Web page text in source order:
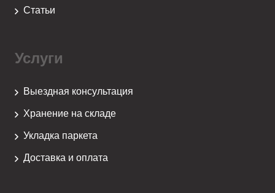
Статьи
Услуги
Выездная консультация
Хранение на складе
Укладка паркета
Доставка и оплата